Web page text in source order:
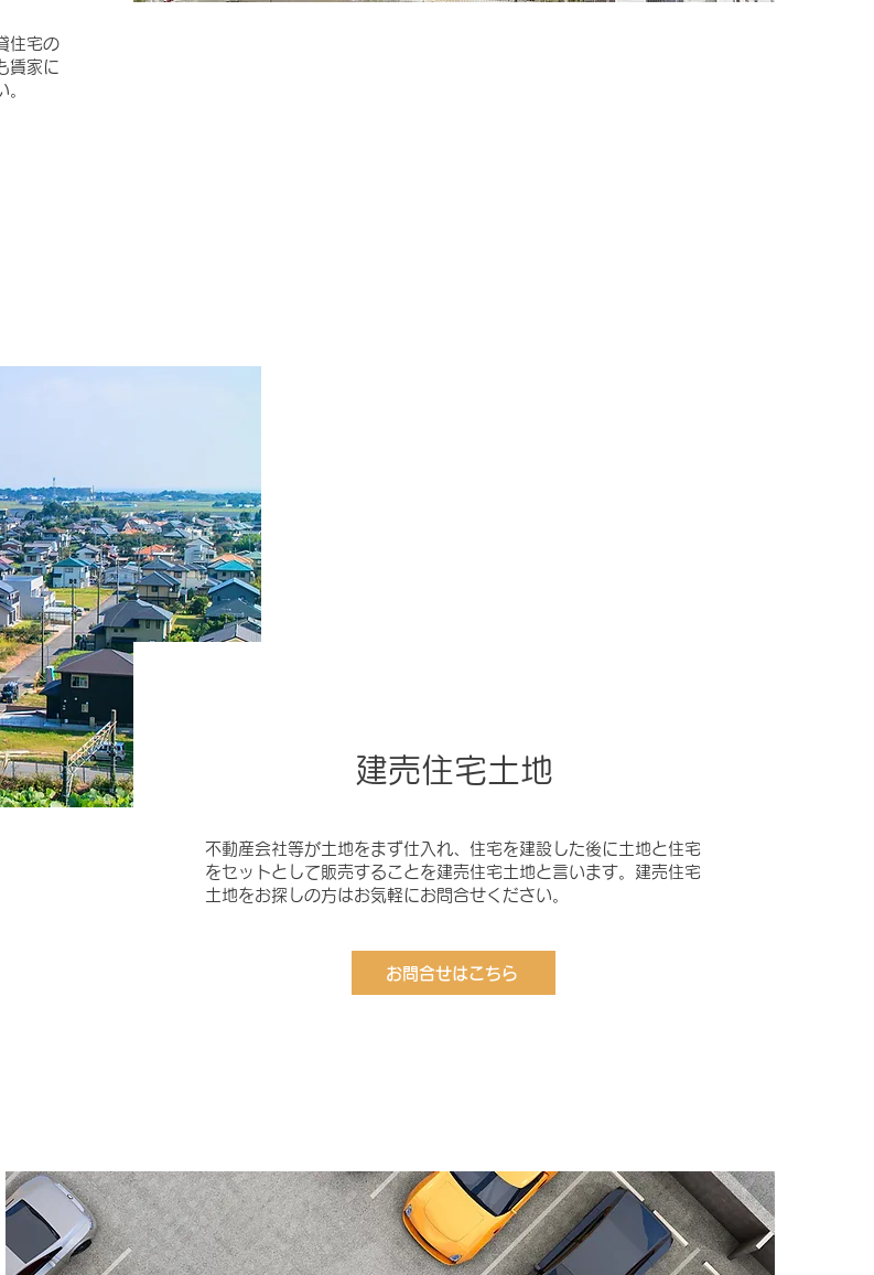
住宅の
賃家に
建売住宅土地
不動産会社等が土地をまず仕入れ、住宅を建設した後に土地と住宅
をセットとして販売することを建売住宅土地と言います。建売住宅
土地をお探しの方はお気軽にお問合せください。
お問合せはこちら